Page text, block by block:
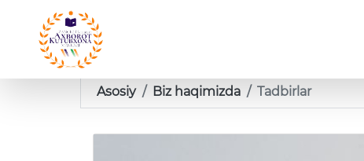
Asosiy Biz haqimizda Tadbirlar